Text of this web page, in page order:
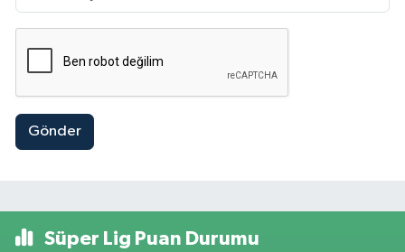
Gönder
Süper Lig Puan Durumu